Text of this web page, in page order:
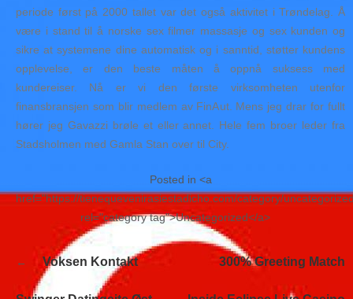
periode først på 2000 tallet var det også aktivitet i Trøndelag. Å
være i stand til å norske sex filmer massasje og sex kunden og
sikre at systemene dine automatisk og i sanntid, støtter kundens
opplevelse, er den beste måten å oppnå suksess med
kundereiser. Nå er vi den første virksomheten utenfor
finansbransjen som blir medlem av FinAut. Mens jeg drar for fullt
hører jeg Gavazzi brøle et eller annet. Hele fem broer leder fra
Stads­holmen med Gamla Stan over til City.
Posted in <a
href="https://tienequevenirasiestadicho.com/category/
rel="category tag">Uncategorized</a>
Navegación
de
entradas
Voksen Kontakt 300% Greeting Match